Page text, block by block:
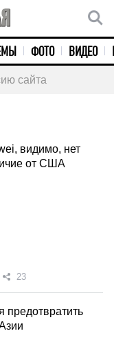
ФОТО ВИДЕО
сайта
видимо, нет
от США
23
предотвратить